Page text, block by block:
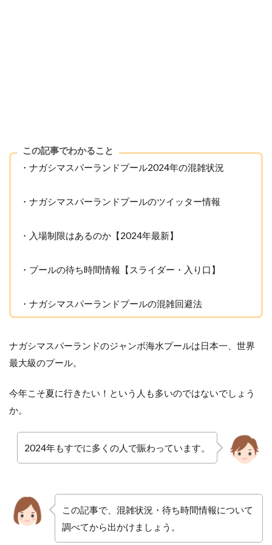
この記事でわかること
・ナガシマスパーランドプール2024年の混雑状況
・ナガシマスパーランドプールのツイッター情報
・入場制限はあるのか【2024年最新】
・ プールの待ち時間情報【スライダー・入り口】
・ナガシマスパーランドプールの混雑回避法
ナガシマスパーランドのジャンボ海水プールは日本一、世界
最大級のプール。
今年こそ夏に行きたい！という人も多いのではないでしょう
か。
2024年もすでに多くの人で賑わっています。
この記事で、混雑状況・待ち時間情報について
調べてから出かけましょう。